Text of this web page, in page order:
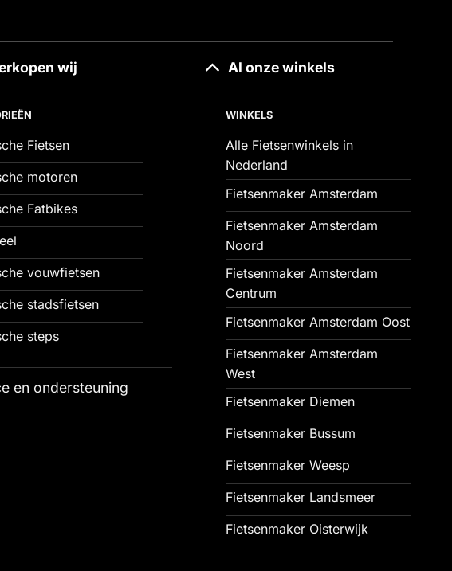
wij
Fietsen
motoren
Fatbikes
vouwfietsen
stadsfietsen
steps
en ondersteuning
Al onze winkels
WINKELS
Alle Fietsenwinkels in
Nederland
Fietsenmaker Amsterdam
Fietsenmaker Amsterdam
Noord
Fietsenmaker Amsterdam
Centrum
Fietsenmaker Amsterdam Oost
Fietsenmaker Amsterdam
West
Fietsenmaker Diemen
Fietsenmaker Bussum
Fietsenmaker Weesp
Fietsenmaker Landsmeer
Fietsenmaker Oisterwijk